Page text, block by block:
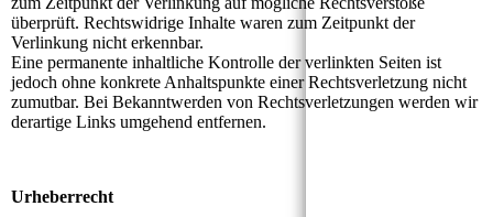
überprüft. Rechtswidrige Inhalte waren zum Zeitpunkt der
Verlinkung nicht erkennbar.
Eine permanente inhaltliche Kontrolle der verlinkten Seiten ist
jedoch ohne konkrete Anhaltspunkte einer Rechtsverletzung nicht
zumutbar. Bei Bekanntwerden von Rechtsverletzungen werden wir
derartige Links umgehend entfernen.
Urheberrecht